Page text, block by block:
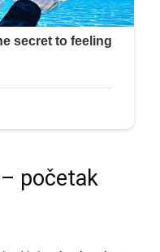
početak